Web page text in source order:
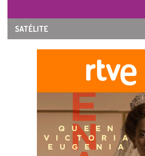
SATÉLITE